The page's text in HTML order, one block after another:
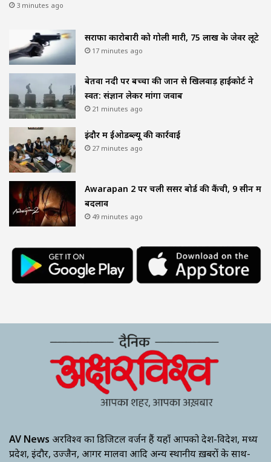
3 minutes ago
सराफा कारोबारी को गोली मारी, 75 लाख के जेवर लूटे
17 minutes ago
बेतवा नदी पर बच्चों की जान से खिलवाड़ हाईकोर्ट ने
स्वत: संज्ञान लेकर मांगा जवाब
21 minutes ago
इंदौर में ईओडब्ल्यू की कार्रवाई
27 minutes ago
Awarapan 2 पर चली सेंसर बोर्ड की कैंची, 9 सीन में
बदलाव
49 minutes ago
AV News अक्षरविश्व का डिजिटल वर्जन हैं यहाँ आपको देश-विदेश, मध्य
प्रदेश, इंदौर, उज्जैन, आगर मालवा आदि अन्य स्थानीय ख़बरों के साथ-